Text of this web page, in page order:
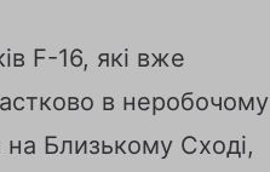
F-16, які вже
в неробочому
на Близькому Сході,